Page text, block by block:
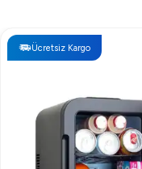
Ücretsiz Kargo